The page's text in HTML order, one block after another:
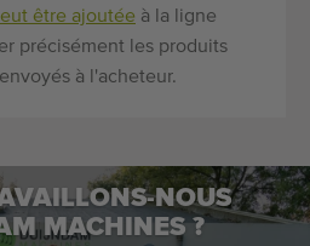
être ajoutée à la ligne
précisément les produits
à l'acheteur.
NOUS
MACHINES ?